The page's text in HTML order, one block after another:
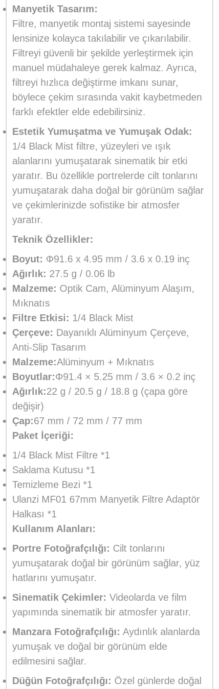
Manyetik Tasarım:
Filtre, manyetik montaj sistemi sayesinde
lensinize kolayca takılabilir ve çıkarılabilir.
Filtreyi güvenli bir şekilde yerleştirmek için
manuel müdahaleye gerek kalmaz. Ayrıca,
filtreyi hızlıca değiştirme imkanı sunar,
böylece çekim sırasında vakit kaybetmeden
farklı efektler elde edebilirsiniz.
Estetik Yumuşatma ve Yumuşak Odak:
1/4 Black Mist filtre, yüzeyleri ve ışık
alanlarını yumuşatarak sinematik bir etki
yaratır. Bu özellikle portrelerde cilt tonlarını
yumuşatarak daha doğal bir görünüm sağlar
ve çekimlerinizde sofistike bir atmosfer
yaratır.
Teknik Özellikler:
Boyut: Φ91.6 x 4.95 mm / 3.6 x 0.19 inç
Ağırlık: 27.5 g / 0.06 lb
Malzeme: Optik Cam, Alüminyum Alaşım,
Mıknatıs
Filtre Etkisi: 1/4 Black Mist
Çerçeve: Dayanıklı Alüminyum Çerçeve,
Anti-Slip Tasarım
Malzeme:Alüminyum + Mıknatıs
Boyutlar:Φ91.4 × 5.25 mm / 3.6 × 0.2 inç
Ağırlık:22 g / 20.5 g / 18.8 g (çapa göre
değişir)
Çap:67 mm / 72 mm / 77 mm
Paket İçeriği:
1/4 Black Mist Filtre *1
Saklama Kutusu *1
Temizleme Bezi *1
Ulanzi MF01 67mm Manyetik Filtre Adaptör
Halkası *1
Kullanım Alanları:
Portre Fotoğrafçılığı: Cilt tonlarını
yumuşatarak doğal bir görünüm sağlar, yüz
hatlarını yumuşatır.
Sinematik Çekimler: Videolarda ve film
yapımında sinematik bir atmosfer yaratır.
Manzara Fotoğrafçılığı: Aydınlık alanlarda
yumuşak ve doğal bir görünüm elde
edilmesini sağlar.
Düğün Fotoğrafçılığı: Özel günlerde doğal